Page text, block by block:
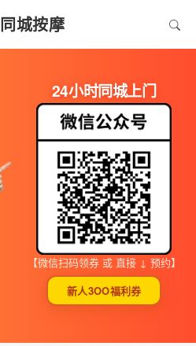
同城按摩
24小时同城上门
【微信扫码领券 或 直接 ↓ 预约】
新人3OO福利券